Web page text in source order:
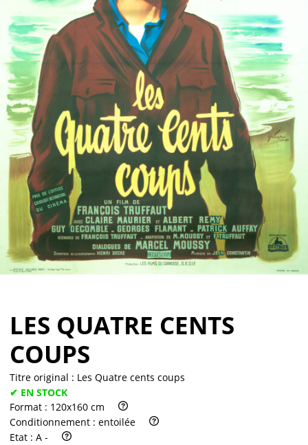
Vendre
LES QUATRE CENTS
COUPS
Titre original : Les Quatre cents coups
✔ EN STOCK
Format : 120x160 cm
Conditionnement : entoilée
Etat : A -